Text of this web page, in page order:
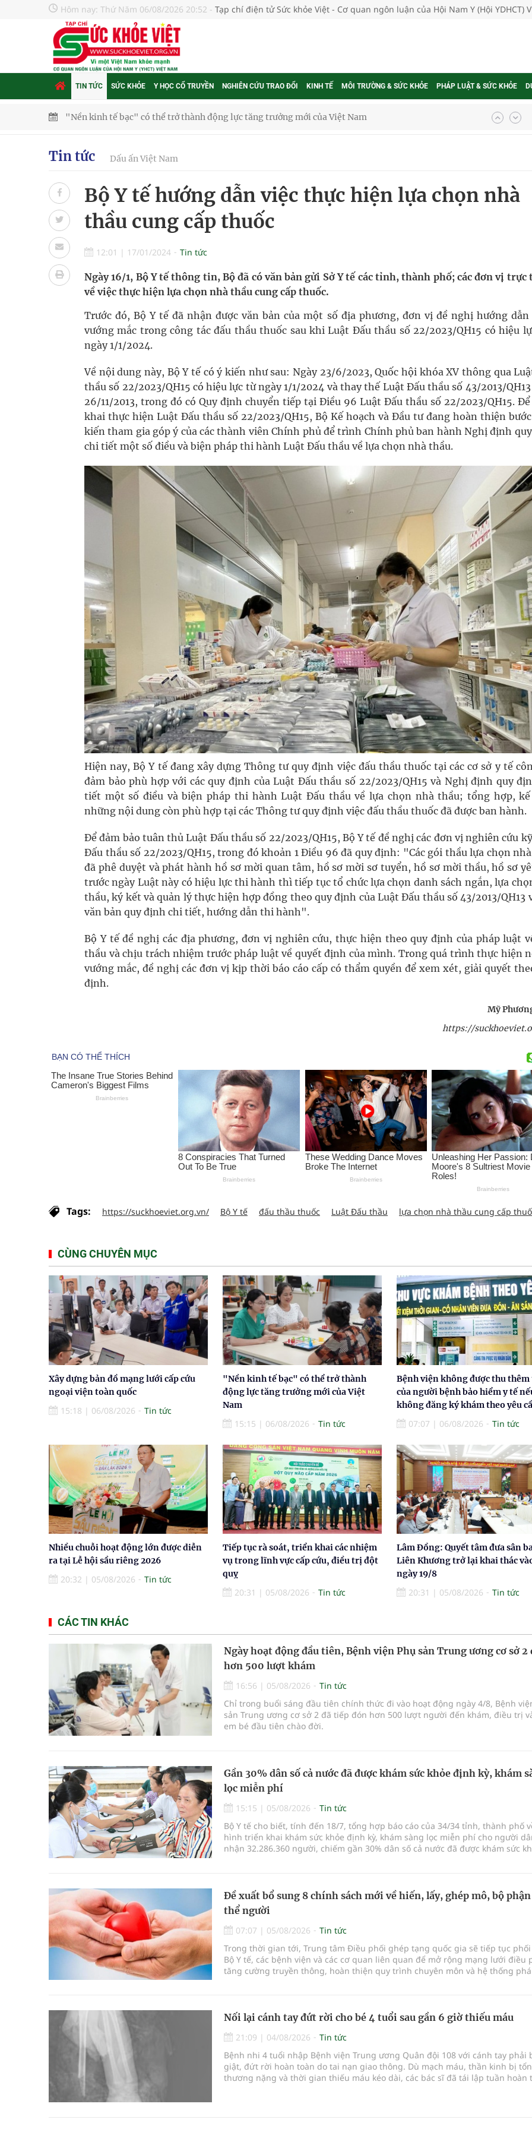
Hôm nay: Thứ Năm 06/08/2026 20:52 - Tạp chí điện tử Sức khỏe Việt - Cơ quan ngôn luận của Hội Nam Y (Hội YDHCT)
TIN TỨC SỨC KHỎE Y HỌC CỔ TRUYỀN NGHIÊN CỨU TRAO ĐỔI KINH TẾ MÔI TRƯỜNG & SỨC KHỎE PHÁP LUẬT & SỨC KHỎE
"Nền kinh tế bạc" có thể trở thành động lực tăng trưởng mới của Việt Nam
Không chỉ cắt tóc, Đông Tây Barbershop dành nguồn lực cho môi trường và cộng đồng
Bệnh viện không được thu thêm tiền của người bệnh bảo hiểm y tế nếu không đăng ký khám theo yêu
cầu
Ung thư thận: Nguy hiểm vì tiến triển quá âm thầm
Nhiều chuỗi hoạt động lớn được diễn ra tại Lễ hội sầu riêng 2026
Tiếp tục rà soát, triển khai các nhiệm vụ trong lĩnh vực cấp cứu, điều trị đột quỵ
Lâm Đồng: Quyết tâm đưa sân bay Liên Khương trở lại khai thác vào ngày 19/8
Tác Dụng Chống Kết Tập Tiểu Cầu Và Chống Đông Máu Của Các Loài Nhân Sâm (Panax Spp.): Tổng
Quan Bằng Chứng Dược Lý Và Cơ Chế Phân Tử
Xây dựng bản đồ mạng lưới cấp cứu ngoại viện toàn quốc
Tin tức Dấu ấn Việt Nam
Bộ Y tế hướng dẫn việc thực hiện lựa chọn nhà
thầu cung cấp thuốc
12:01 | 17/01/2024 Tin tức
Ngày 16/1, Bộ Y tế thông tin, Bộ đã có văn bản gửi Sở Y tế các tỉnh, thành phố; các đơn vị trực
về việc thực hiện lựa chọn nhà thầu cung cấp thuốc.
Trước đó, Bộ Y tế đã nhận được văn bản của một số địa phương, đơn vị đề nghị hướng
vướng mắc trong công tác đấu thầu thuốc sau khi Luật Đấu thầu số 22/2023/QH15 có hiệu
ngày 1/1/2024.
Về nội dung này, Bộ Y tế có ý kiến như sau: Ngày 23/6/2023, Quốc hội khóa XV thông qua
thầu số 22/2023/QH15 có hiệu lực từ ngày 1/1/2024 và thay thế Luật Đấu thầu số 43/2013/
26/11/2013, trong đó có Quy định chuyển tiếp tại Điều 96 Luật Đấu thầu số 22/2023/QH15.
khai thực hiện Luật Đấu thầu số 22/2023/QH15, Bộ Kế hoạch và Đầu tư đang hoàn thiện
kiến tham gia góp ý của các thành viên Chính phủ để trình Chính phủ ban hành Nghị định
chi tiết một số điều và biện pháp thi hành Luật Đấu thầu về lựa chọn nhà thầu.
Hiện nay, Bộ Y tế đang xây dựng Thông tư quy định việc đấu thầu thuốc tại các cơ sở y tế
đảm bảo phù hợp với các quy định của Luật Đấu thầu số 22/2023/QH15 và Nghị định quy
tiết một số điều và biện pháp thi hành Luật Đấu thầu về lựa chọn nhà thầu; tổng hợp,
những nội dung còn phù hợp tại các Thông tư quy định việc đấu thầu thuốc đã được ban hành.
Để đảm bảo tuân thủ Luật Đấu thầu số 22/2023/QH15, Bộ Y tế đề nghị các đơn vị nghiên cứu
Đấu thầu số 22/2023/QH15, trong đó khoản 1 Điều 96 đã quy định: "Các gói thầu lựa chọn
đã phê duyệt và phát hành hồ sơ mời quan tâm, hồ sơ mời sơ tuyển, hồ sơ mời thầu, hồ sơ
trước ngày Luật này có hiệu lực thi hành thì tiếp tục tổ chức lựa chọn danh sách ngắn, lựa
thầu, ký kết và quản lý thực hiện hợp đồng theo quy định của Luật Đấu thầu số 43/2013/QH13
văn bản quy định chi tiết, hướng dẫn thi hành".
Bộ Y tế đề nghị các địa phương, đơn vị nghiên cứu, thực hiện theo quy định của pháp luật
thầu và chịu trách nhiệm trước pháp luật về quyết định của mình. Trong quá trình thực hiện
vướng mắc, đề nghị các đơn vị kịp thời báo cáo cấp có thẩm quyền để xem xét, giải quyết
định.
Mỹ
https://
Tags: https://suckhoeviet.org.vn/ Bộ Y tế đấu thầu thuốc Luật Đấu thầu lựa chọn nhà thầu cung cấp
CÙNG CHUYÊN MỤC
Xây dựng bản đồ mạng lưới cấp cứu
ngoại viện toàn quốc
15:18 | 06/08/2026 Tin tức
"Nền kinh tế bạc" có thể trở thành
động lực tăng trưởng mới của Việt
Nam
15:15 | 06/08/2026 Tin tức
Bệnh viện không được thu
của người bệnh bảo hiểm y tế
không đăng ký khám theo yêu
07:07 | 06/08/2026 Tin tức
Nhiều chuỗi hoạt động lớn được diễn
ra tại Lễ hội sầu riêng 2026
20:32 | 05/08/2026 Tin tức
Tiếp tục rà soát, triển khai các nhiệm
vụ trong lĩnh vực cấp cứu, điều trị đột
quỵ
20:31 | 05/08/2026 Tin tức
Lâm Đồng: Quyết tâm đưa sân
Liên Khương trở lại khai thác
ngày 19/8
20:31 | 05/08/2026 Tin tức
CÁC TIN KHÁC
Ngày hoạt động đầu tiên, Bệnh viện Phụ sản Trung ương cơ sở 2
hơn 500 lượt khám
16:56 | 05/08/2026
Tin tức
Chỉ trong buổi sáng đầu tiên chính thức đi vào hoạt động ngày 4/8, Bệnh
sản Trung ương cơ sở 2 đã tiếp đón hơn 500 lượt người đến khám, điều trị
em bé đầu tiên chào đời.
Gần 30% dân số cả nước đã được khám sức khỏe định kỳ, khám
lọc miễn phí
15:15 | 05/08/2026
Tin tức
Bộ Y tế cho biết, tính đến 18/7, tổng hợp báo cáo của 34/34 tỉnh, thành phố
hình triển khai khám sức khỏe định kỳ, khám sàng lọc miễn phí cho người
nhận 32.286.360 người, chiếm gần 30% dân số cả nước đã được khám sức
Đề xuất bổ sung 8 chính sách mới về hiến, lấy, ghép mô, bộ phận
thể người
07:07 | 05/08/2026
Tin tức
Trong thời gian tới, Trung tâm Điều phối ghép tạng quốc gia sẽ tiếp tục
Bộ Y tế, các bệnh viện và các cơ quan liên quan để mở rộng mạng lưới điều
tăng cường truyền thông, hoàn thiện quy trình chuyên môn và hệ thống
Nối lại cánh tay đứt rời cho bé 4 tuổi sau gần 6 giờ thiếu máu
21:09 | 04/08/2026
Tin tức
Bệnh nhi 4 tuổi nhập Bệnh viện Trung ương Quân đội 108 với cánh tay phải
giật, đứt rời hoàn toàn do tai nạn giao thông. Dù mạch máu, thần kinh bị tổn
thương nặng và thời gian thiếu máu kéo dài, các bác sĩ đã tái lập tuần hoàn